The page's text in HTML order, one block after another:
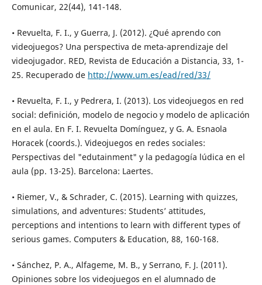
Comunicar, 22(44), 141-148.
• Revuelta, F. I., y Guerra, J. (2012). ¿Qué aprendo con
videojuegos? Una perspectiva de meta-aprendizaje del
videojugador. RED, Revista de Educación a Distancia, 33, 1-
25. Recuperado de http://www.um.es/ead/red/33/
• Revuelta, F. I., y Pedrera, I. (2013). Los videojuegos en red
social: definición, modelo de negocio y modelo de aplicación
en el aula. En F. I. Revuelta Domínguez, y G. A. Esnaola
Horacek (coords.). Videojuegos en redes sociales:
Perspectivas del "edutainment" y la pedagogía lúdica en el
aula (pp. 13-25). Barcelona: Laertes.
• Riemer, V., & Schrader, C. (2015). Learning with quizzes,
simulations, and adventures: Students’ attitudes,
perceptions and intentions to learn with different types of
serious games. Computers & Education, 88, 160-168.
• Sánchez, P. A., Alfageme, M. B., y Serrano, F. J. (2011).
Opiniones sobre los videojuegos en el alumnado de